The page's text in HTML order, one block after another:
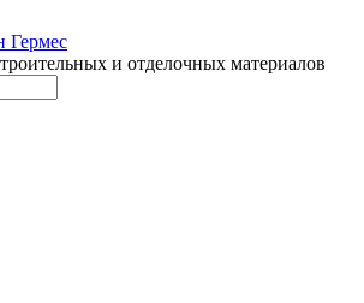
и отделочных материалов